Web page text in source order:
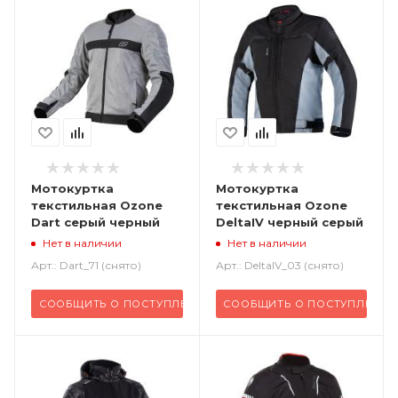
Мотокуртка
текстильная Ozone
Dart серый черный
Нет в наличии
Арт.: Dart_71 (снято)
СООБЩИТЬ О ПОСТУПЛЕНИИ
Мотокуртка
текстильная Ozone
DeltaIV черный серый
Нет в наличии
Арт.: DeltaIV_03 (снято)
СООБЩИТЬ О ПОСТУПЛЕНИИ